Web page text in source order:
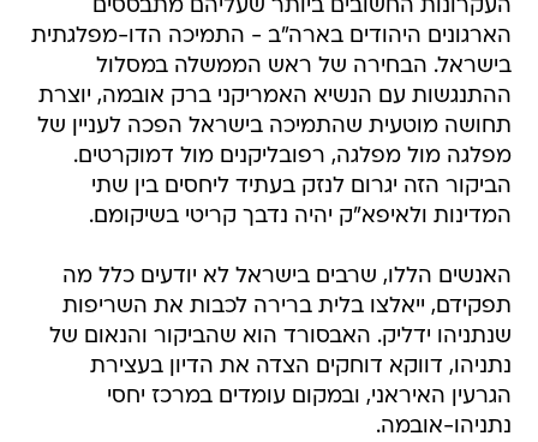
העקרונות החשובים ביותר שעליהם מתבססים
הארגונים היהודים בארה"ב - התמיכה הדו-מפלגתית
בישראל. הבחירה של ראש הממשלה במסלול
ההתנגשות עם הנשיא האמריקני ברק אובמה, יוצרת
תחושה מוטעית שהתמיכה בישראל הפכה לעניין של
מפלגה מול מפלגה, רפובליקנים מול דמוקרטים.
הביקור הזה יגרום לנזק בעתיד ליחסים בין שתי
המדינות ולאיפא"ק יהיה נדבך קריטי בשיקומם.
האנשים הללו, שרבים בישראל לא יודעים כלל מה
תפקידם, ייאלצו בלית ברירה לכבות את השריפות
שנתניהו ידליק. האבסורד הוא שהביקור והנאום של
נתניהו, דווקא דוחקים הצדה את הדיון בעצירת
הגרעין האיראני, ובמקום עומדים במרכז יחסי
נתניהו-אובמה.